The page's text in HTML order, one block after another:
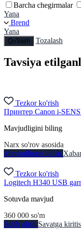
Barcha chegirmalar
Yana
Brend
Yana
Qo'llash Tozalash
Tavsiya
Tezkor ko'rish
Принтер Canon i-
Mavjudligini biling
Narx so'rov asosida
Mavjudligini bilish
Tezkor ko'rish
Logitech H340 USB
Sotuvda mavjud
360 000 so'm
Sotib olish Savatga